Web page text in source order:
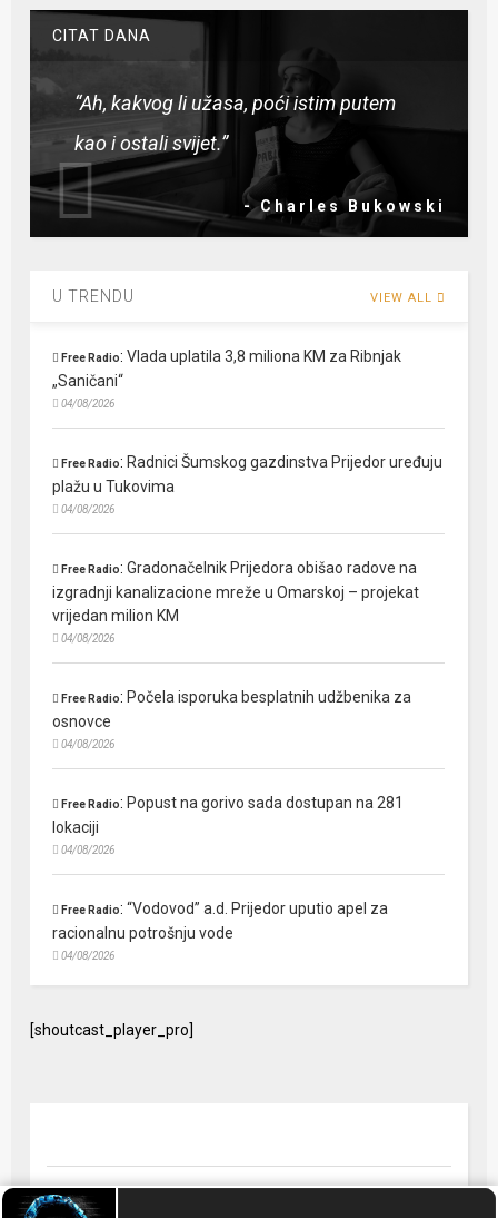
CITAT DANA
“Ah, kakvog li užasa, poći istim putem
kao i ostali svijet.”
- Charles Bukowski
U TRENDU VIEW ALL
Free Radio:Vlada uplatila 3,8 miliona KM za Ribnjak
„Saničani“
04/08/2026
Free Radio: Radnici Šumskog gazdinstva Prijedor uređuju
plažu u Tukovima
04/08/2026
Free Radio:Gradonačelnik Prijedora obišao radove na
izgradnji kanalizacione mreže u Omarskoj – projekat
vrijedan milion KM
04/08/2026
Free Radio: Počela isporuka besplatnih udžbenika za
osnovce
04/08/2026
Free Radio: Popust na gorivo sada dostupan na 281
lokaciji
04/08/2026
Free Radio:“Vodovod” a.d. Prijedor uputio apel za
racionalnu potrošnju vode
04/08/2026
[shoutcast_player_pro]